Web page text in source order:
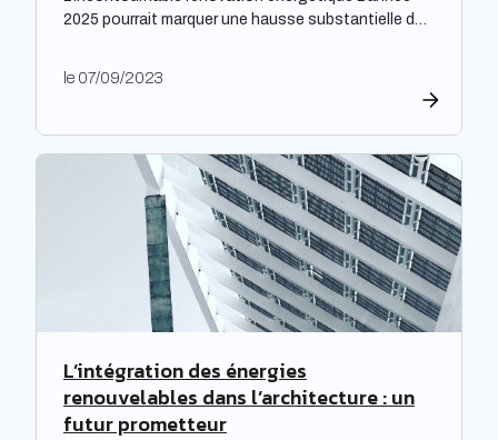
2025 pourrait marquer une hausse substantielle des
deviennent alors essentiels pour les propriétaires
tarifs de l’électricité. Cette initiative est
particulièrement cruciale pour les logements
qualifiés de passoires thermiques, qui connaissent
d’importants […]
le 07/09/2023
L’intégration des énergies
renouvelables dans l’architecture : un
futur prometteur